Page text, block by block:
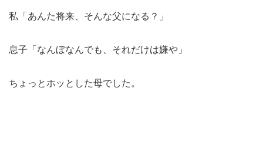
私「あんた将来、そんな父になる？」
息子「なんぼなんでも、それだけは嫌や」
ちょっとホッとした母でした。